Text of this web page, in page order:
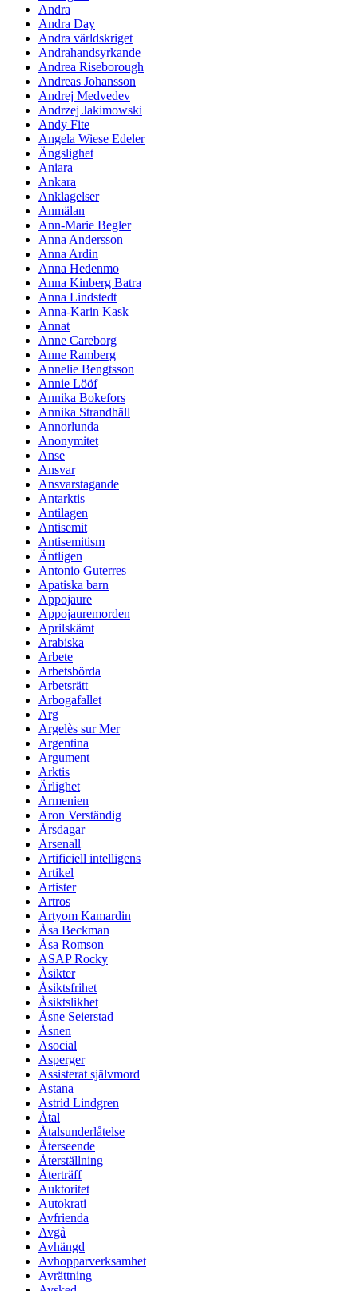
Andra
Andra Day
Andra världskriget
Andrahandsyrkande
Andrea Riseborough
Andreas Johansson
Andrej Medvedev
Andrzej Jakimowski
Andy Fite
Angela Wiese Edeler
Ängslighet
Aniara
Ankara
Anklagelser
Anmälan
Ann-Marie Begler
Anna Andersson
Anna Ardin
Anna Hedenmo
Anna Kinberg Batra
Anna Lindstedt
Anna-Karin Kask
Annat
Anne Careborg
Anne Ramberg
Annelie Bengtsson
Annie Lööf
Annika Bokefors
Annika Strandhäll
Annorlunda
Anonymitet
Anse
Ansvar
Ansvarstagande
Antarktis
Antilagen
Antisemit
Antisemitism
Äntligen
Antonio Guterres
Apatiska barn
Appojaure
Appojauremorden
Aprilskämt
Arabiska
Arbete
Arbetsbörda
Arbetsrätt
Arbogafallet
Arg
Argelès sur Mer
Argentina
Argument
Arktis
Ärlighet
Armenien
Aron Verständig
Årsdagar
Arsenall
Artificiell intelligens
Artikel
Artister
Artros
Artyom Kamardin
Åsa Beckman
Åsa Romson
ASAP Rocky
Åsikter
Åsiktsfrihet
Åsiktslikhet
Åsne Seierstad
Åsnen
Asocial
Asperger
Assisterat självmord
Astana
Astrid Lindgren
Åtal
Åtalsunderlåtelse
Återseende
Återställning
Återträff
Auktoritet
Autokrati
Avfrienda
Avgå
Avhängd
Avhopparverksamhet
Avrättning